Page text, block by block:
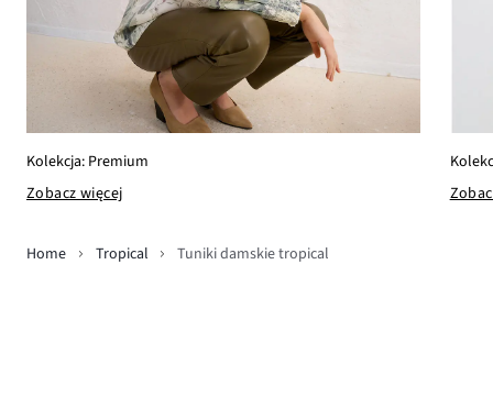
Kolekcja: Premium
Zobacz więcej
Home Tropical Tuniki damskie tropical